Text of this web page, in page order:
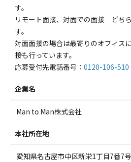
す。
リモート面接、対面での面接 どち
す。
対面面接の場合は最寄りのオフィス
接も行っています。
応募受付先電話番号： 0120-106-510
企業名
Man to Man株式会社
本社所在地
愛知県名古屋市中区新栄1丁目7番7